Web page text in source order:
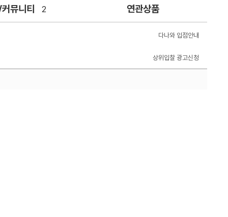
뮤니티 2 연관상품
다나와 입점안내
상위입찰 광고신청